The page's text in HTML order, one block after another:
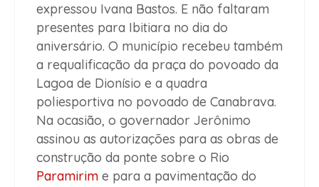
expressou Ivana Bastos. E não faltaram
presentes para Ibitiara no dia do
aniversário. O município recebeu também
a requalificação da praça do povoado da
Lagoa de Dionísio e a quadra
poliesportiva no povoado de Canabrava.
Na ocasião, o governador Jerônimo
assinou as autorizações para as obras de
construção da ponte sobre o Rio
Paramirim e para a pavimentação do